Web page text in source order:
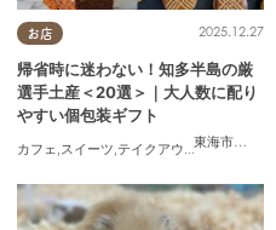
知多市 美浜町 南知多町
お店
東海市
,大府
2025.12.27
帰省時に迷わない！知多半島の厳
選手土産＜20選＞｜大人数に配り
やすい個包装ギフト
カフェ,スイーツ,テイクアウト ,まとめ記事